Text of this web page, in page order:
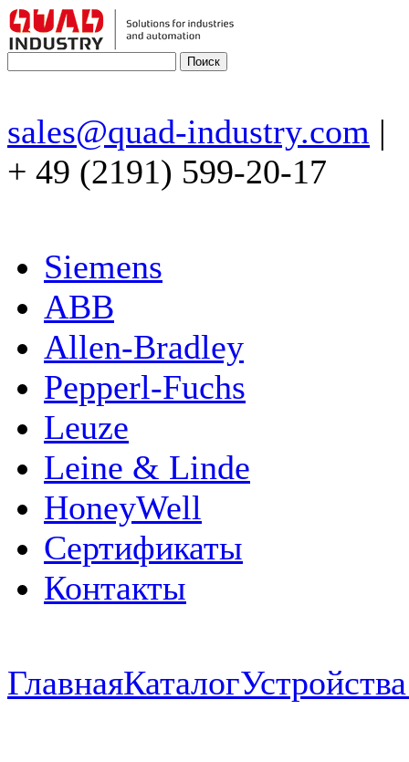
sales@quad-industry.com |
+ 49 (2191) 599-20-17
Siemens
ABB
Allen-Bradley
Pepperl-Fuchs
Leuze
Leine & Linde
HoneyWell
Сертификаты
Контакты
ГлавнаяКаталог